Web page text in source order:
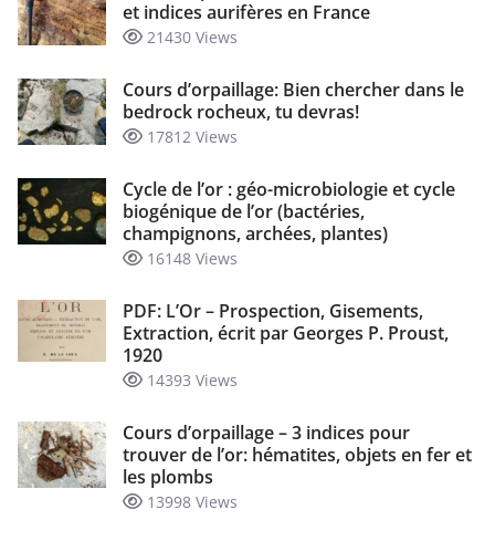
et indices aurifères en France
21430 Views
Cours d’orpaillage: Bien chercher dans le
bedrock rocheux, tu devras!
17812 Views
Cycle de l’or : géo-microbiologie et cycle
biogénique de l’or (bactéries,
champignons, archées, plantes)
16148 Views
PDF: L’Or – Prospection, Gisements,
Extraction, écrit par Georges P. Proust,
1920
14393 Views
Cours d’orpaillage – 3 indices pour
trouver de l’or: hématites, objets en fer et
les plombs
13998 Views